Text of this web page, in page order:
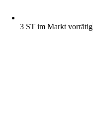
3 ST im Markt vorrätig